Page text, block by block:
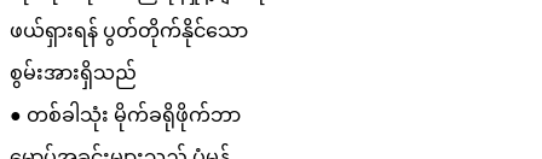
ဖယ်ရှားရန် ပွတ်တိုက်နိုင်သော
စွမ်းအားရှိသည်
● တစ်ခါသုံး မိုက်ခရိုဖိုက်ဘာ